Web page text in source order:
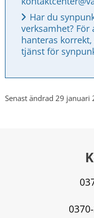
Har du
verksamhet? För
hanteras
tjänst för
Senast ändrad 29 januari